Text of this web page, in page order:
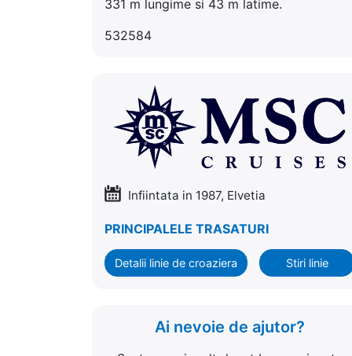
331 m lungime si 43 m latime.
532584
Infiintata in 1987, Elvetia
PRINCIPALELE TRASATURI
Detalii linie de croaziera Stiri linie
Ai nevoie de ajutor?